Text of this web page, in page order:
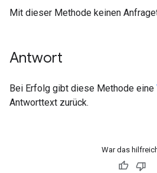
Mit dieser Methode keinen
Antwort
Bei Erfolg gibt diese Methode eine
Antworttext zurück.
War das